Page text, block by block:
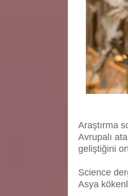
Araştırma
Avrupalı
geliştiğini
Science
Asya